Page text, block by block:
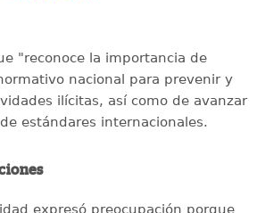
"reconoce la importancia de
nacional para prevenir y
ilícitas, así como de avanzar
estándares internacionales.
expresó preocupación porque